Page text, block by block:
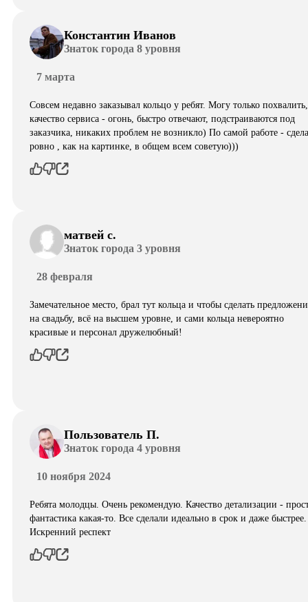
Константин Иванов
Знаток города 8 уровня
7 марта
Совсем недавно заказывал кольцо у ребят. Могу только похвалить,
качество сервиса - огонь, быстро отвечают, подстраиваются под
заказчика, никаких проблем не возникло) По самой работе -
ровно , как на картинке, в общем всем советую)))
матвей с.
Знаток города 3 уровня
28 февраля
Замечательное место, брал тут кольца и чтобы сделать
на свадьбу, всё на высшем уровне, и сами кольца невероятно
красивые и персонал дружелюбный!
Пользователь П.
Знаток города 4 уровня
10 ноября 2024
Ребята молодцы. Очень рекомендую. Качество детализации -
фантастика какая-то. Все сделали идеально в срок и даже быстрее.
Искренний респект